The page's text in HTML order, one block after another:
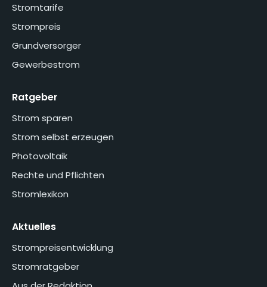
Stromtarife
Strompreis
Grundversorger
Gewerbestrom
Ratgeber
Strom sparen
Strom selbst erzeugen
Photovoltaik
Rechte und Pflichten
Stromlexikon
Aktuelles
Strompreisentwicklung
Stromratgeber